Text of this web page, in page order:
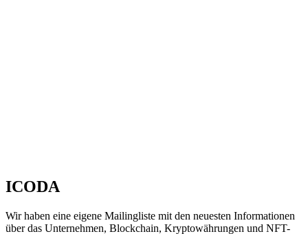
ICODA
Wir haben eine eigene Mailingliste mit den neuesten Informationen
über das Unternehmen, Blockchain, Kryptowährungen und NFT-